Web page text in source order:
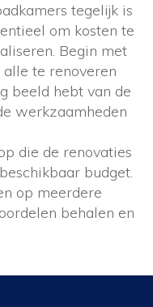
tegelijk is
om kosten te
Begin met
te renoveren
beeld hebt van de
werkzaamheden
die de renovaties
budget.
op meerdere
behalen en